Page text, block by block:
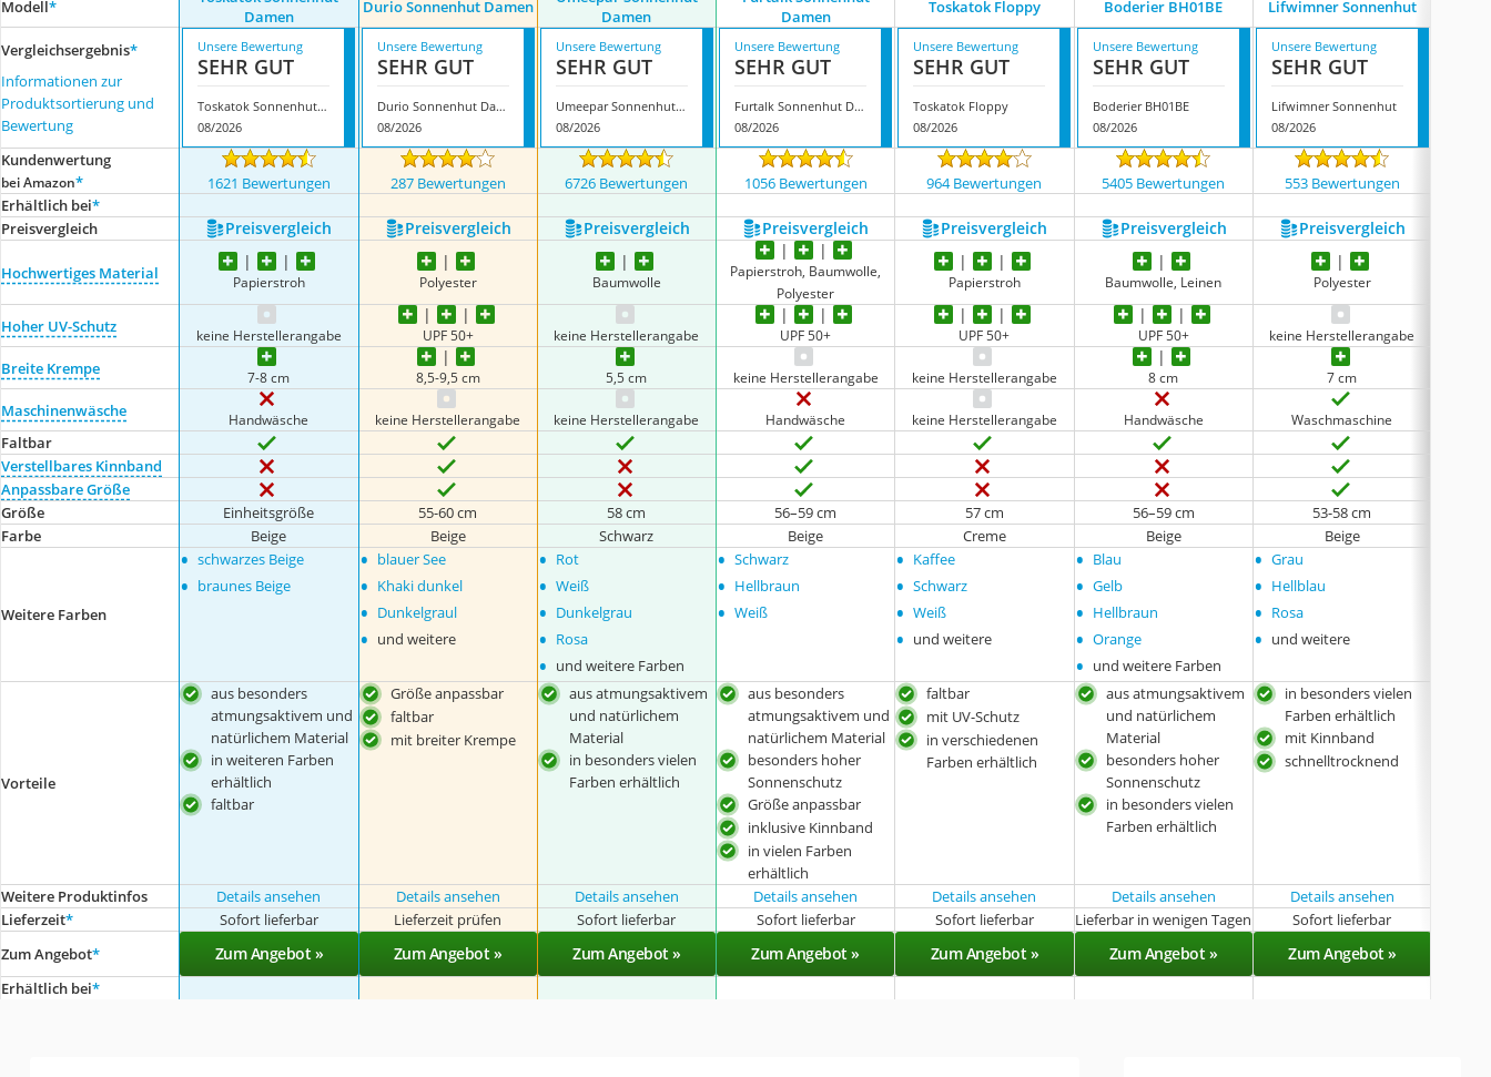
Modell*
Damen
Durio Sonnenhut Damen
Damen
Damen
Toskatok Floppy Boderier BH01BE Lifwimner Sonnenhut
Vergleichsergebnis*
Informationen zur
Produktsortierung und
Bewertung
Unsere Bewertung
SEHR GUT
Toskatok Sonnenhut Damen
08/2026
Unsere Bewertung
SEHR GUT
Durio Sonnenhut Damen
08/2026
Unsere Bewertung
SEHR GUT
Umeepar Sonnenhut Damen
08/2026
Unsere Bewertung
SEHR GUT
Furtalk Sonnenhut Damen
08/2026
Unsere Bewertung
SEHR GUT
Toskatok Floppy
08/2026
Unsere Bewertung
SEHR GUT
Boderier BH01BE
08/2026
Unsere Bewertung
SEHR GUT
Lifwimner Sonnenhut
08/2026
Kundenwertung
bei Amazon* 1621 Bewertungen 287 Bewertungen 6726 Bewertungen 1056 Bewertungen 964 Bewertungen 5405 Bewertungen 553 Bewertungen
Erhältlich bei*
Preis­vergleich
Preis­vergleich Preis­vergleich Preis­vergleich Preis­vergleich Preis­vergleich Preis­vergleich Preis­vergleich
Hochwertiges Material Papierstroh Polyester Baumwolle
Papierstroh, Baumwolle,
Polyester
Papierstroh Baumwolle, Leinen Polyester
Hoher UV-Schutz keine Herstellerangabe UPF 50+ keine Herstellerangabe UPF 50+ UPF 50+ UPF 50+ keine Herstellerangabe
Breite Krempe 7-8 cm 8,5-9,5 cm 5,5 cm keine Herstellerangabe keine Herstellerangabe 8 cm 7 cm
Maschinenwäsche Handwäsche keine Herstellerangabe keine Herstellerangabe Handwäsche keine Herstellerangabe Handwäsche Waschmaschine
Faltbar
Verstellbares Kinnband
Anpassbare Größe
Größe
Einheitsgröße 55-60 cm 58 cm 56–59 cm 57 cm 56–59 cm 53-58 cm
Farbe
Beige Beige Schwarz Beige Creme Beige Beige
Weitere Farben
• schwarzes Beige
• braunes Beige
• blauer See
• Khaki dunkel
• Dunkelgraul
• und weitere
• Rot
• Weiß
• Dunkelgrau
• Rosa
• und weitere Farben
• Schwarz
• Hellbraun
• Weiß
• Kaffee
• Schwarz
• Weiß
• und weitere
• Blau
• Gelb
• Hellbraun
• Orange
• und weitere Farben
• Grau
• Hellblau
• Rosa
• und weitere
Vorteile
aus besonders
atmungsaktivem und
natürlichem Material
in weiteren Farben
erhältlich
faltbar
Größe anpassbar
faltbar
mit breiter Krempe
aus atmungsaktivem
und natürlichem
Material
in besonders vielen
Farben erhältlich
aus besonders
atmungsaktivem und
natürlichem Material
besonders hoher
Sonnenschutz
Größe anpassbar
inklusive Kinnband
in vielen Farben
erhältlich
faltbar
mit UV-Schutz
in verschiedenen
Farben erhältlich
aus atmungsaktivem
und natürlichem
Material
besonders hoher
Sonnenschutz
in besonders vielen
Farben erhältlich
in besonders vielen
Farben erhältlich
mit Kinnband
schnelltrocknend
Weitere Produktinfos Details ansehen Details ansehen Details ansehen Details ansehen Details ansehen Details ansehen
Details ansehen
Lieferzeit* Sofort lieferbar Lieferzeit prüfen Sofort lieferbar Sofort lieferbar Sofort lieferbar Lieferbar in wenigen Tagen Sofort lieferbar
Zum Angebot* Zum Angebot » Zum Angebot » Zum Angebot » Zum Angebot » Zum Angebot » Zum Angebot » Zum Angebot »
Erhältlich bei*